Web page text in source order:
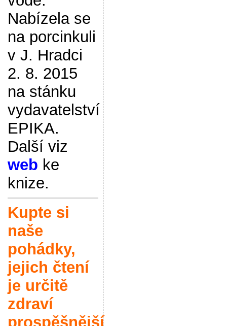
Nabízela se
na porcinkuli
v J. Hradci
2. 8. 2015
na stánku
vydavatelství
EPIKA.
Další viz
web ke
knize.
Kupte si
naše
pohádky,
jejich čtení
je určitě
zdraví
prospěšnější